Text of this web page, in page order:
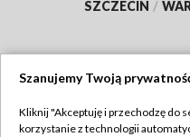
SZCZECIN /
Szanujemy Twoją
Kliknij "Akceptuję i przechodzę do
korzystanie z technologii